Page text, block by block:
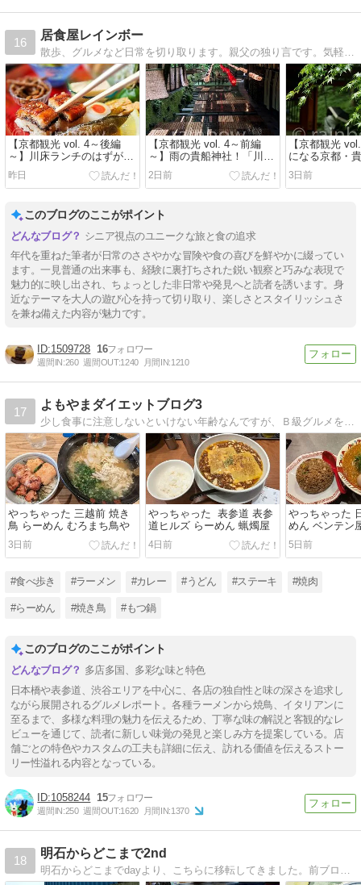
16
居食屋レインボー
【京都観光 vol. 4～後編
～】川床ランチのはずがテ
ラス席！？でも、絶品「山
水御膳」で夏を満喫
昨日
【京都観光 vol. 4～前編
～】雨の貴船神社！「川床
ランチ」は幻に⁉
2日前
【京都観光
になる京都・
でも雨はNGで
3日前
このブログのここがポイント
シニア視点のユニークな旅と食の追求
年代を重ねた筆者が日常のささやかな冒険や食の喜びを鮮やかに綴ってい
ます。一見普通の出来事も、経験に裏打ちされた鋭い観察と巧みな表現で
魅力的に映し出され、ちょっとした非日常や発見へと読者を誘います。身
近なテーマを大人の遊び心を持って切り取り、楽しさとスタイリッシュさ
を兼ね備えた内容が魅力です。
1509728 16
週間IN:260 週間OUT:1240 月間IN:1210
17
よもやまダイエットブログ3
やっちゃった 三越前 焼き
鳥 らーめん むろまち鳥や
3日前
やっちゃった 表参道 表参
道ヒルズ らーめん 蝋燭屋
4日前
やっちゃった
めん ベンテン
5日前
#食べ歩き #ラーメン #カレー #うどん #ステーキ #焼肉
#らーめん #焼き鳥 #もつ鍋
このブログのここがポイント
多店多国、多彩な味と特色
日本橋や表参道、渋谷エリアを中心に、各店の独自性と味の深さを追求し
ながら展開されるグルメレポート。各種ラーメンから焼鳥、イタリアンに
至るまで、多様な料理の魅力を伝えるため、丁寧な味の解説と客観的なレ
ビューを通じて、読者に新しい味覚の発見と楽しみ方を提案している。店
舗ごとの特色やカスタムの工夫も詳細に伝え、訪れる価値を伝えるストー
リー性溢れる内容となっている。
1058244 15
週間IN:250 週間OUT:1620 月間IN:1370
18
明石からどこまで2nd
明石からどこまでdayより、こちらに移転してきました。前ブログ同様、引き続き宜しくお願い致します。